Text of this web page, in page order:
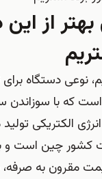
از
نوعی دستگاه برای
است که با
الکتریکی
کشور چین است و
مقرون به صرفه،